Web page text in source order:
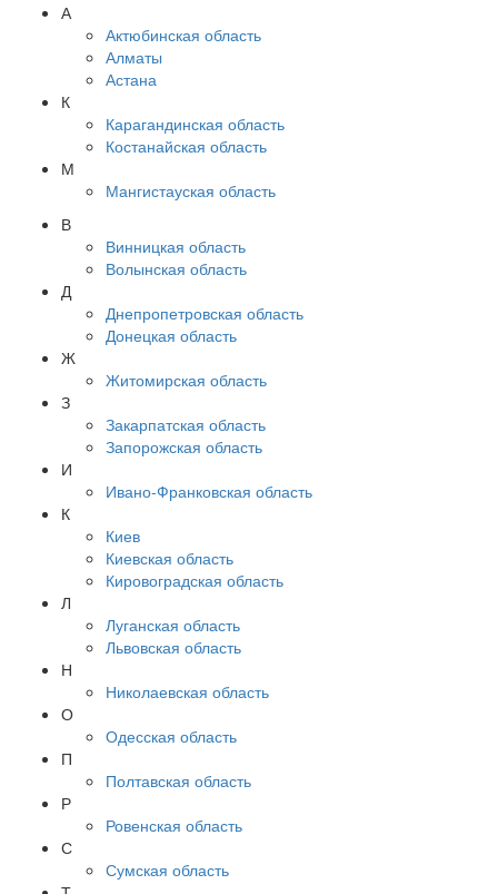
А
Актюбинская область
Алматы
Астана
К
Карагандинская область
Костанайская область
М
Мангистауская область
В
Винницкая область
Волынская область
Д
Днепропетровская область
Донецкая область
Ж
Житомирская область
З
Закарпатская область
Запорожская область
И
Ивано-Франковская область
К
Киев
Киевская область
Кировоградская область
Л
Луганская область
Львовская область
Н
Николаевская область
О
Одесская область
П
Полтавская область
Р
Ровенская область
С
Сумская область